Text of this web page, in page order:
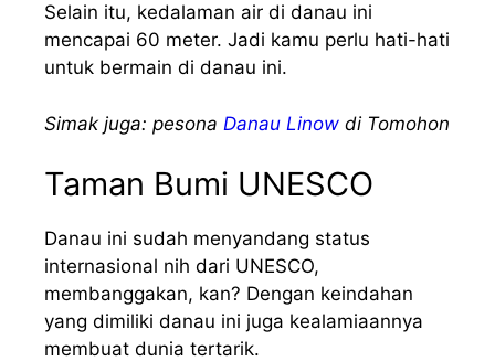
Selain itu, kedalaman air di danau ini
mencapai 60 meter. Jadi kamu perlu hati-hati
untuk bermain di danau ini.
Simak juga: pesona Danau Linow di Tomohon
Taman Bumi UNESCO
Danau ini sudah menyandang status
internasional nih dari UNESCO,
membanggakan, kan? Dengan keindahan
yang dimiliki danau ini juga kealamiaannya
membuat dunia tertarik.